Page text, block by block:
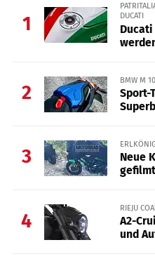
1
DUCATI
2
BMW M
Sport-
3
Neue
gefilmt
4
RIEJU
A2-
und